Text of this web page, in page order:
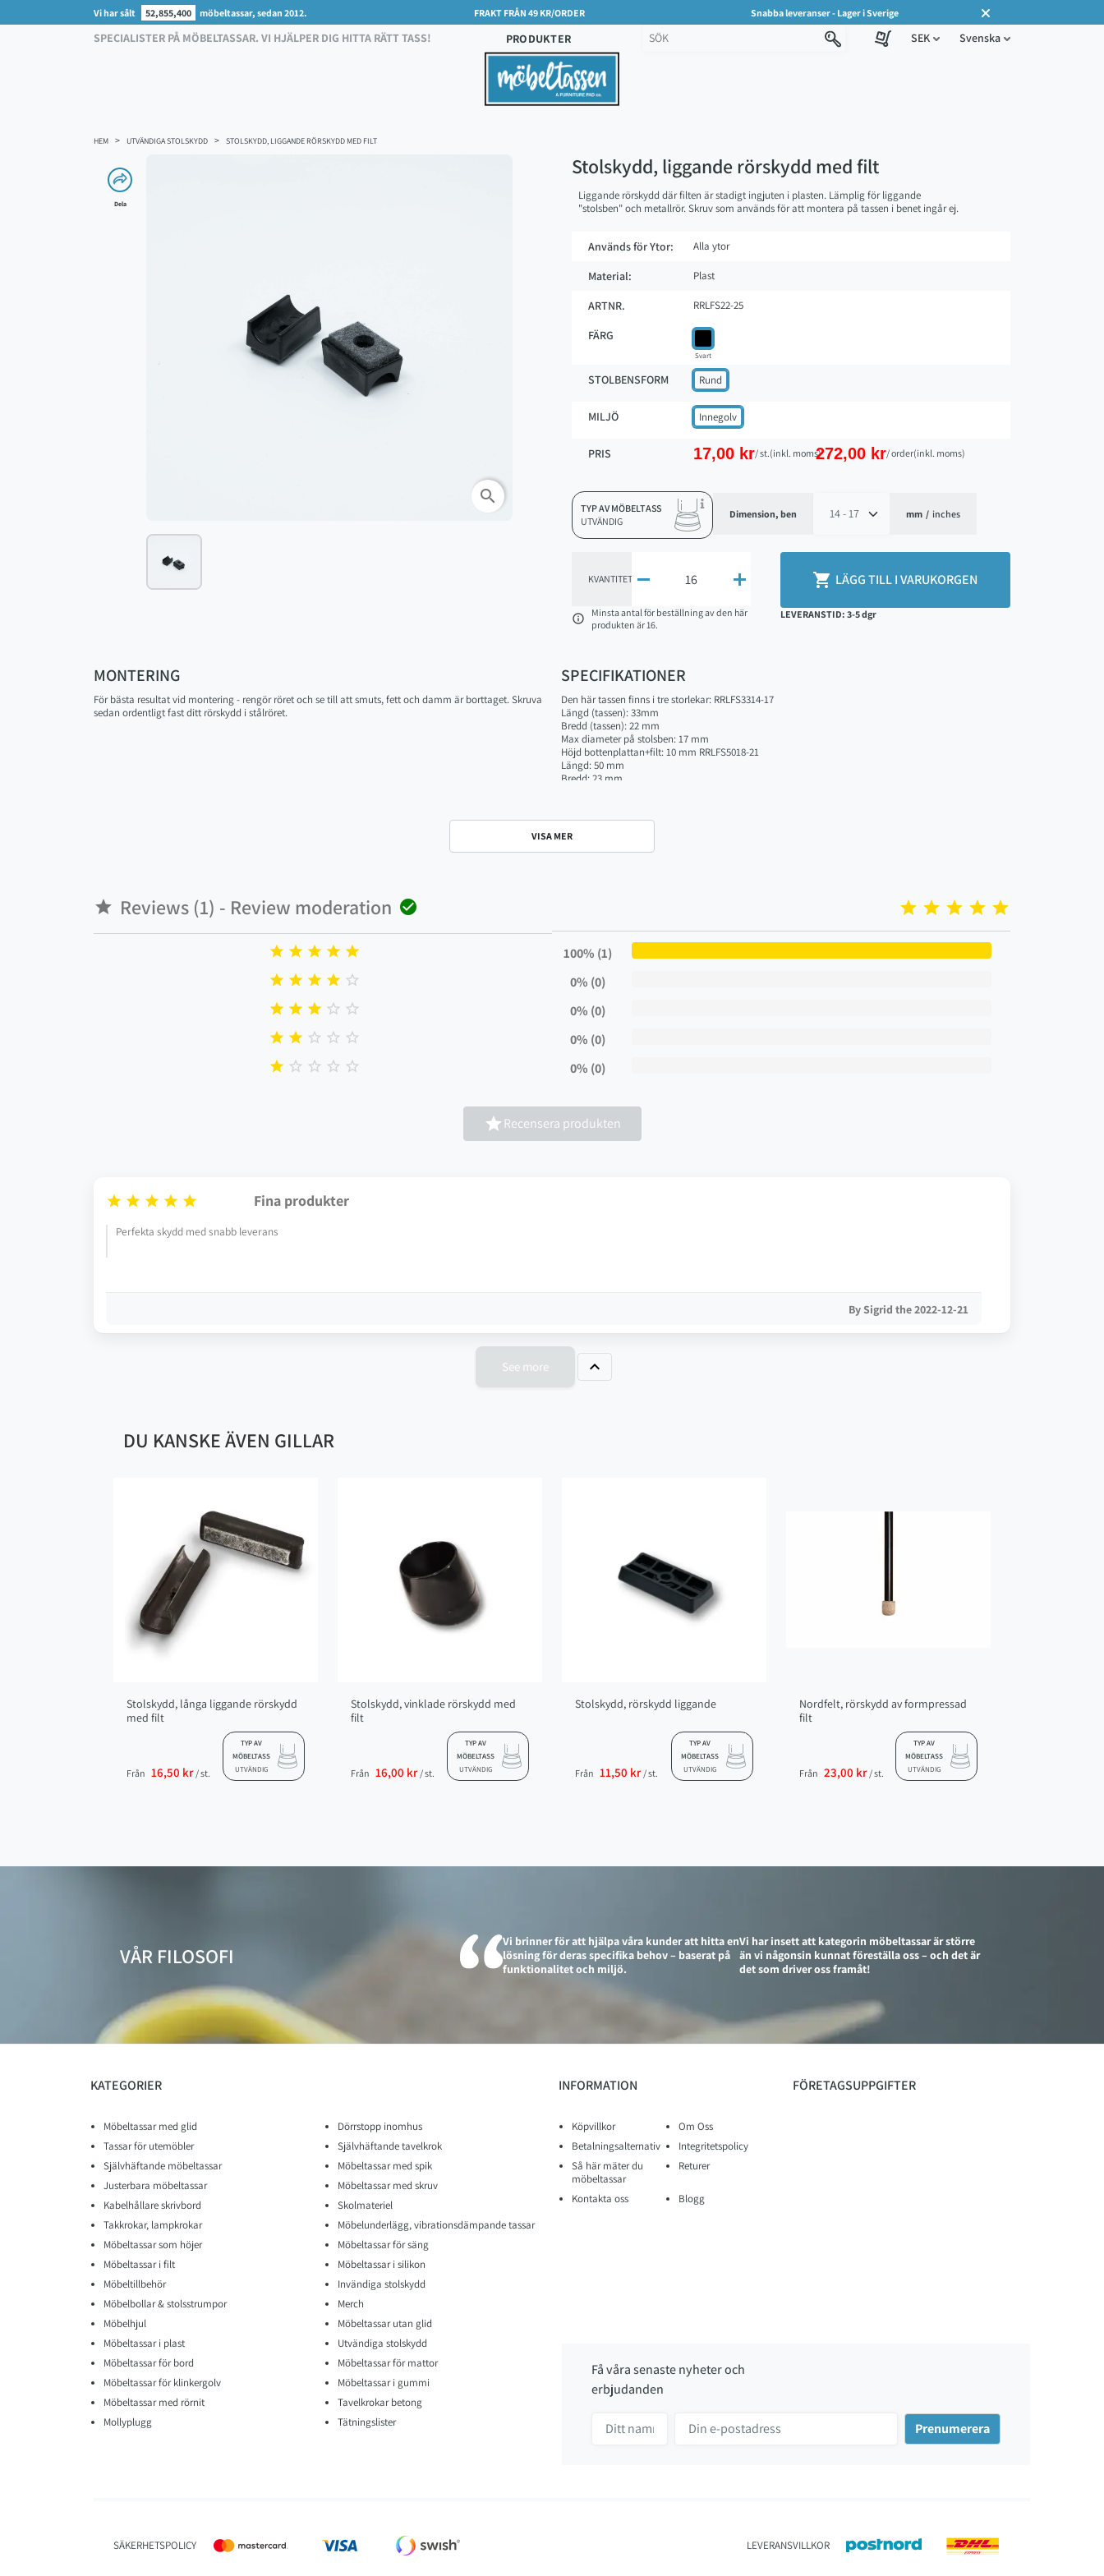
Vi har sålt 52,855,400 möbeltassar, sedan 2012. FRAKT FRÅN 49 KR/ORDER Snabba leveranser - Lager i Sverige
SPECIALISTER PÅ MÖBELTASSAR. VI HJÄLPER DIG HITTA RÄTT TASS! PRODUKTER SEK Svenska
HEM UTVÄNDIGA STOLSKYDD STOLSKYDD, LIGGANDE RÖRSKYDD MED FILT
Dela
search
Stolskydd, liggande rörskydd med filt
Liggande rörskydd där filten är stadigt ingjuten i plasten. Lämplig för liggande
"stolsben" och metallrör. Skruv som används för att montera på tassen i benet ingår ej.
Används för Ytor: Alla ytor
Material: Plast
ARTNR. RRLFS22-25
FÄRG
Svart
STOLBENSFORM Rund
MILJÖ Innegolv
PRIS 17,00 kr/ st.(inkl. moms)272,00 kr/ order(inkl. moms)
TYP AV MÖBELTASS
UTVÄNDIG
Dimension, ben mm / inches
KVANTITET  

Minsta antal för beställning av den här
produkten är 16.
 LÄGG TILL I VARUKORGEN
LEVERANSTID: 3-5 dgr
MONTERING
För bästa resultat vid montering - rengör röret och se till att smuts, fett och damm är borttaget. Skruva
sedan ordentligt fast ditt rörskydd i stålröret.
SPECIFIKATIONER
Den här tassen finns i tre storlekar: RRLFS3314-17
Längd (tassen): 33mm
Bredd (tassen): 22 mm
Max diameter på stolsben: 17 mm
Höjd bottenplattan+filt: 10 mm RRLFS5018-21
Längd: 50 mm
Bredd: 23 mm
Längd: 35 mm
Bredd: 25 mm
Max diameter på stolsben: 26 mm
Höjd bottenplattan+filt: 9 mm
VISA MER
 Reviews (1) - Review moderation 
     100% (1)
     0% (0)
     0% (0)
     0% (0)
     0% (0)
Recensera produkten
     Fina produkter
Perfekta skydd med snabb leverans
By Sigrid the 2022-12-21
See more 
DU KANSKE ÄVEN GILLAR
Stolskydd, långa liggande rörskydd
med filt
Från 16,50 kr / st.
TYP AV
MÖBELTASS
UTVÄNDIG
Stolskydd, vinklade rörskydd med
filt
Från 16,00 kr / st.
TYP AV
MÖBELTASS
UTVÄNDIG
Stolskydd, rörskydd liggande
Från 11,50 kr / st.
TYP AV
MÖBELTASS
UTVÄNDIG
Nordfelt, rörskydd av formpressad
filt
Från 23,00 kr / st.
TYP AV
MÖBELTASS
UTVÄNDIG
VÅR FILOSOFI
Vi brinner för att hjälpa våra kunder att hitta en
lösning för deras specifika behov – baserat på
funktionalitet och miljö.
Vi har insett att kategorin möbeltassar är större
än vi någonsin kunnat föreställa oss – och det är
det som driver oss framåt!
KATEGORIER
Möbeltassar med glid
Tassar för utemöbler
Självhäftande möbeltassar
Justerbara möbeltassar
Kabelhållare skrivbord
Takkrokar, lampkrokar
Möbeltassar som höjer
Möbeltassar i filt
Möbeltillbehör
Möbelbollar & stolsstrumpor
Möbelhjul
Möbeltassar i plast
Möbeltassar för bord
Möbeltassar för klinkergolv
Möbeltassar med rörnit
Mollyplugg
Dörrstopp inomhus
Självhäftande tavelkrok
Möbeltassar med spik
Möbeltassar med skruv
Skolmateriel
Möbelunderlägg, vibrationsdämpande tassar
Möbeltassar för säng
Möbeltassar i silikon
Invändiga stolskydd
Merch
Möbeltassar utan glid
Utvändiga stolskydd
Möbeltassar för mattor
Möbeltassar i gummi
Tavelkrokar betong
Tätningslister
INFORMATION
Köpvillkor
Om Oss
Betalningsalternativ
Integritetspolicy
Så här mäter du
möbeltassar
Returer
Kontakta oss Blogg
FÖRETAGSUPPGIFTER
Få våra senaste nyheter och
erbjudanden
SÄKERHETSPOLICY LEVERANSVILLKOR